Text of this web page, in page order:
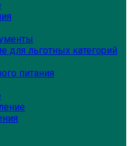
для льготных категорий
питания